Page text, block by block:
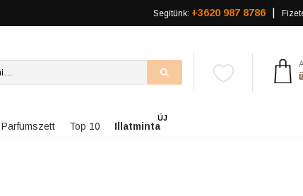
Segítünk: +3620 987 8786
Parfümszett Top 10 Illatminta
ÚJ